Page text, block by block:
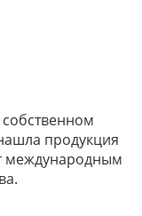
продукция
международным